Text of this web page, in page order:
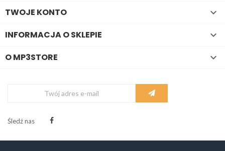
TWOJE KONTO 
INFORMACJA O SKLEPIE 
O MP3STORE 
Śledź nas